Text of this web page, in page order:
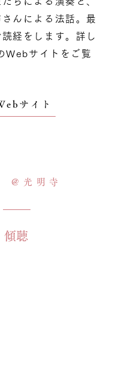
んによる法話。最
経をします。詳し
Webサイトをご覧
サイト
@光明寺
​傾聴